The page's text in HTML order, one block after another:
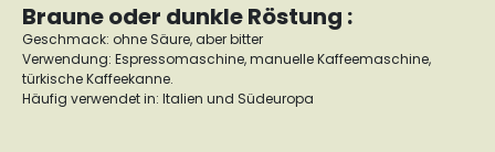
Braune oder dunkle Röstung :
Geschmack: ohne Säure, aber bitter
Verwendung: Espressomaschine, manuelle Kaffeemaschine,
türkische Kaffeekanne.
Häufig verwendet in: Italien und Südeuropa